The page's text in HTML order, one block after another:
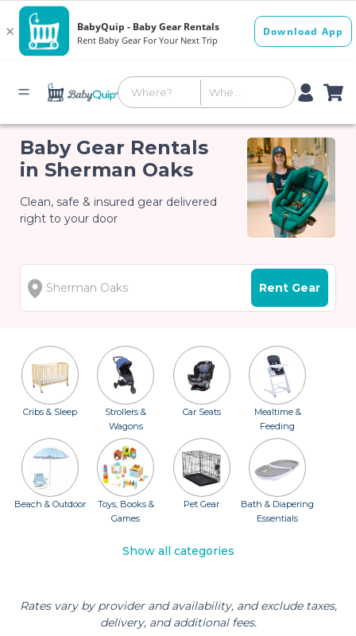
Baby Gear Rentals
in Sherman Oaks
Clean, safe & insured gear delivered
right to your door
Rent Gear
Cribs & Sleep
Strollers &
Wagons
Car Seats
Mealtime &
Feeding
Beach & Outdoor
Toys, Books &
Games
Pet Gear
Bath & Diapering
Essentials
Show all categories
Rates vary by provider and availability, and exclude taxes,
delivery, and additional fees.